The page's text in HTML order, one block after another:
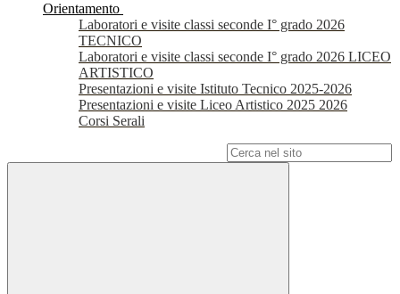
Orientamento
Laboratori e visite classi seconde I° grado 2026
TECNICO
Laboratori e visite classi seconde I° grado 2026 LICEO
ARTISTICO
Presentazioni e visite Istituto Tecnico 2025-2026
Presentazioni e visite Liceo Artistico 2025 2026
Corsi Serali